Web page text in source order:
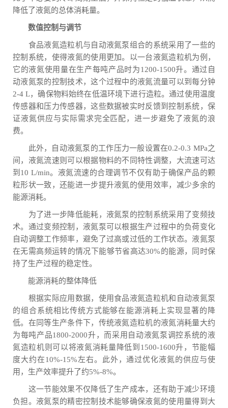
降低了液氮的总体消耗量。
数值控制与调节
食品液氮造粒机与自动液氮泵组合的系统采用了一些的
控制系统，使得液氮的使用更加。以一台液氮造粒机为例，
它的液氮使用量在生产每吨产品时为1200-1500升。通过自
动液氮泵的控制技术，这个过程中的液氮流量可以到每分钟
2-4 L，确保物料始终在低温环境下进行造粒。通过使用温度
传感器和压力传感器，这些数据被实时反馈到控制系统，保
证液氮供应与实际需求完全匹配，进一步避免了液氮的浪
费。
此外，自动液氮泵的工作压力一般设置在0.2-0.3 MPa之
间，液氮流速则可以根据物料的不同特性调整，大流速可达
到10 L/min。液氮流速的合理调节不仅有助于确保产品的颗
粒形状一致，还能进一步提升液氮的使用效率，减少多余的
能源消耗。
为了进一步降低能耗，液氮泵的控制系统采用了变频技
术。通过变频控制，液氮泵可以根据生产过程中的负荷变化
自动调整工作频率，避免了过高或过低的工作状态。液氮泵
在无需高频运转的情况下能够节省高达30%的能源，同时保
持了生产过程的稳定性。
能源消耗的整体降低
根据实际应用数据，使用食品液氮造粒机和自动液氮泵
的组合系统相比传统方式能够在能源消耗上实现显著的降
低。在同等生产条件下，传统液氮造粒机的液氮消耗量大约
为每吨产品1800-2000升，而采用自动液氮泵调控系统的液
氮造粒机则可以将液氮消耗量降低到1500-1600升，节能幅
度大约在10%-15%左右。此外，通过优化液氮的供应与使
用，生产效率提升了约5%-8%。
这一节能效果不仅降低了生产成本，还有助于减少环境
负担。液氮泵的精密控制技术能够确保液氮的使用量得到大